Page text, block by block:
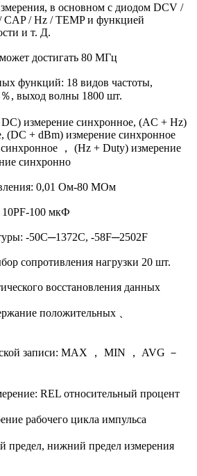
в основном с диодом DCV /
/ Hz / TEMP и функцией
и т. Д.
достигать 80 МГц
функций: 18 видов частоты,
, выход волны 1800 шт.
измерение синхронное, (AC + Hz)
(DC + dBm) измерение синхронное
， (Hz + Duty) измерение
синхронно
0,01 Ом-80 МОм
10PF-100 мкФ
-50C─1372C, -58F─2502F
сопротивления нагрузки 20 шт.
восстановления данных
положительных 、
записи: MAX ， MIN ， AVG －
REL относительный процент
рабочего цикла импульса
предел, нижний предел измерения